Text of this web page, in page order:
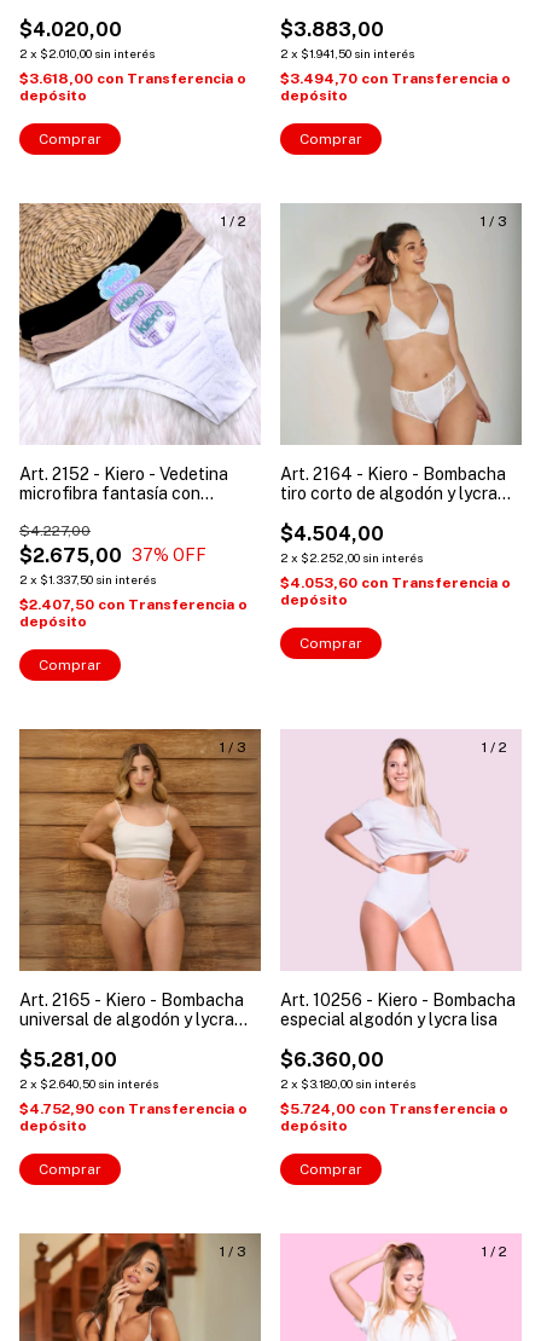
$4.020,00
2 x $2.010,00 sin interés
$3.618,00 con Transferencia o
depósito
Comprar
$3.883,00
2 x $1.941,50 sin interés
$3.494,70 con Transferencia o
depósito
Comprar
1/ 2
Art. 2152 - Kiero - Vedetina
microfibra fantasía con
$2.675,00
$4.227,00
37% OFF
2 x $1.337,50 sin interés
$2.407,50 con Transferencia o
depósito
Comprar
1 / 3
Art. 2164 - Kiero - Bombacha
tiro corto de algodón y lycra
$4.504,00
2 x $2.252,00 sin interés
$4.053,60 con Transferencia o
depósito
Comprar
1 / 3
Art. 2165 - Kiero - Bombacha
universal de algodón y lycra
$5.281,00
2 x $2.640,50 sin interés
$4.752,90 con Transferencia o
depósito
Comprar
1 / 2
Art. 10256 - Kiero - Bombacha
especial algodón y lycra lisa
$6.360,00
2 x $3.180,00 sin interés
$5.724,00 con Transferencia o
depósito
Comprar
1 / 3 1 / 2